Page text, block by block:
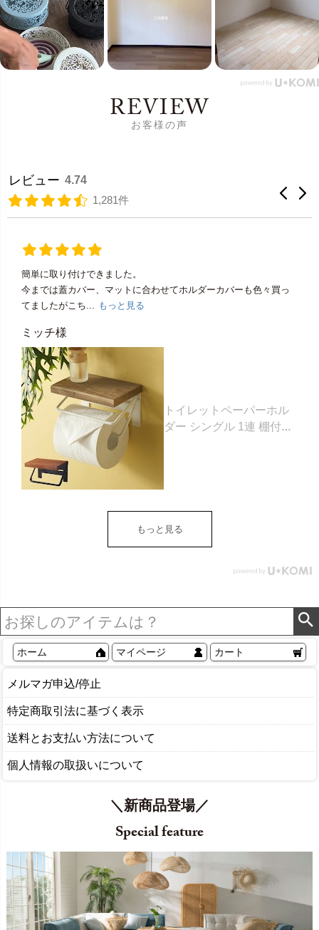
REVIEW
お客様の声
レビュー 4.74
1,281件
簡単に取り付けできました。
今までは蓋カバー、マットに合わせてホルダーカバーも色々買っ
てましたがこち... もっと見る
ミッチ様
トイレットペーパーホル
ダー シングル 1連 棚付き
ダー 収納 DIY アンティー
ク ヴィンテージ ナチュラ
リア アジアン [84302] ホ
もっと見る
ホーム マイページ カート
メルマガ申込/停止
特定商取引法に基づく表示
送料とお支払い方法について
個人情報の取扱いについて
＼新商品登場／
Special feature